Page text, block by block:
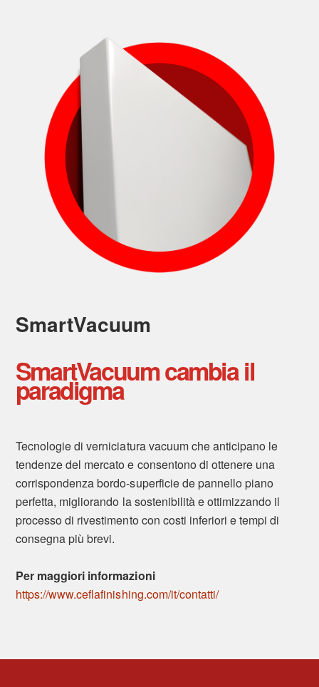
SmartVacuum
SmartVacuum cambia il
paradigma
Tecnologie di verniciatura vacuum che anticipano le
tendenze del mercato e consentono di ottenere una
corrispondenza bordo-superficie de pannello piano
perfetta, migliorando la sostenibilità e ottimizzando il
processo di rivestimento con costi inferiori e tempi di
consegna più brevi.
Per maggiori informazioni
https://www.ceflafinishing.com/it/contatti/